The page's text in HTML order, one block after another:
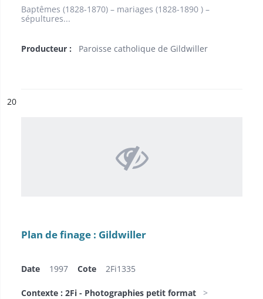
Baptêmes (1828-1870) – mariages (1828-1890 ) –
sépultures...
Producteur : Paroisse catholique de Gildwiller
n°
20
Plan de finage : Gildwiller
Date 1997 Cote 2Fi1335
Contexte : 2Fi - Photographies petit format